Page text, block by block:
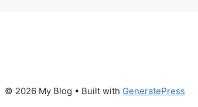
© 2026 My Blog • Built with GeneratePress